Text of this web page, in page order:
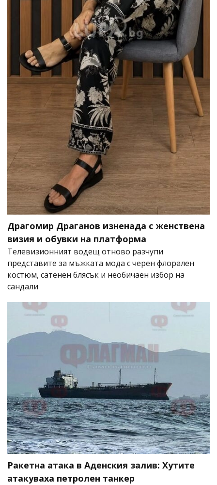
Драгомир Драганов изненада с женствена
визия и обувки на платформа
Телевизионният водещ отново разчупи
представите за мъжката мода с черен флорален
костюм, сатенен блясък и необичаен избор на
сандали
Ракетна атака в Аденския залив: Хутите
атакуваха петролен танкер